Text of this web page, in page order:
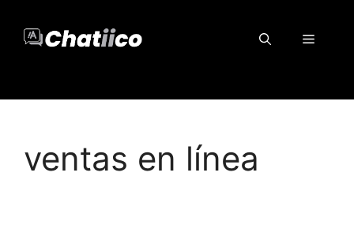
contenido
Menú
ventas en línea